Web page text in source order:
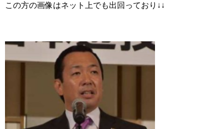
この方の画像はネット上でも出回っており↓↓